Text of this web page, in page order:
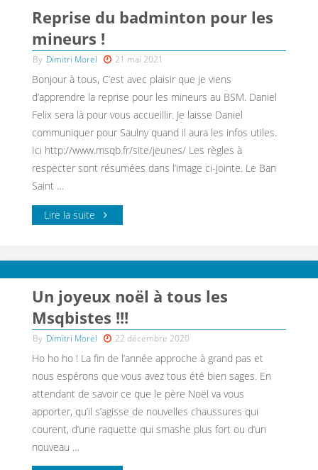
Reprise du badminton pour les
mineurs !
By Dimitri Morel 21 mai 2021
Bonjour à tous, C’est avec plaisir que je viens
d’apprendre la reprise pour les mineurs au BSM. Daniel
Felix sera là pour vous accueillir. Je laisse Daniel
communiquer pour Saulny quand il aura les infos utiles.
Ici http://www.msqb.fr/site/jeunes/ Les règles à
respecter sont résumées dans l’image ci-jointe. Le Ban
Saint …
Lire la suite
Un joyeux noël à tous les
Msqbistes !!!
By Dimitri Morel 22 décembre 2020
Ho ho ho ! La fin de l’année approche à grand pas et
nous espérons que vous avez tous été bien sages. En
attendant de savoir ce que le père Noël va vous
apporter, qu’il s’agisse de nouvelles chaussures qui
courent, d’une raquette qui smashe plus fort ou d’un
nouveau …